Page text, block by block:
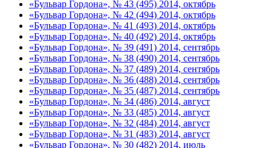
«Бульвар Гордона», № 43 (495) 2014, октябрь
«Бульвар Гордона», № 42 (494) 2014, октябрь
«Бульвар Гордона», № 41 (493) 2014, октябрь
«Бульвар Гордона», № 40 (492) 2014, октябрь
«Бульвар Гордона», № 39 (491) 2014, сентябрь
«Бульвар Гордона», № 38 (490) 2014, сентябрь
«Бульвар Гордона», № 37 (489) 2014, сентябрь
«Бульвар Гордона», № 36 (488) 2014, сентябрь
«Бульвар Гордона», № 35 (487) 2014, сентябрь
«Бульвар Гордона», № 34 (486) 2014, август
«Бульвар Гордона», № 33 (485) 2014, август
«Бульвар Гордона», № 32 (484) 2014, август
«Бульвар Гордона», № 31 (483) 2014, август
«Бульвар Гордона», № 30 (482) 2014, июль